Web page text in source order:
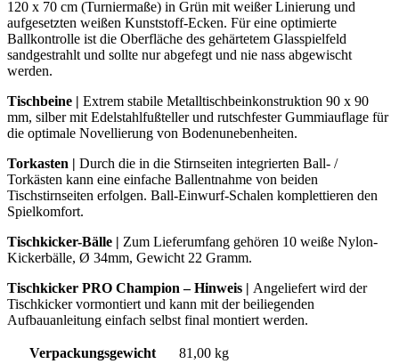
120 x 70 cm (Turniermaße) in Grün mit weißer Linierung und
aufgesetzten weißen Kunststoff-Ecken. Für eine optimierte
Ballkontrolle ist die Oberfläche des gehärtetem Glasspielfeld
sandgestrahlt und sollte nur abgefegt und nie nass abgewischt
werden.
Tischbeine | Extrem stabile Metalltischbeinkonstruktion 90 x 90
mm, silber mit Edelstahlfußteller und rutschfester Gummiauflage für
die optimale Novellierung von Bodenunebenheiten.
Torkasten | Durch die in die Stirnseiten integrierten Ball- /
Torkästen kann eine einfache Ballentnahme von beiden
Tischstirnseiten erfolgen. Ball-Einwurf-Schalen komplettieren den
Spielkomfort.
Tischkicker-Bälle | Zum Lieferumfang gehören 10 weiße Nylon-
Kickerbälle, Ø 34mm, Gewicht 22 Gramm.
Tischkicker PRO Champion – Hinweis | Angeliefert wird der
Tischkicker vormontiert und kann mit der beiliegenden
Aufbauanleitung einfach selbst final montiert werden.
Verpackungsgewicht 81,00 kg